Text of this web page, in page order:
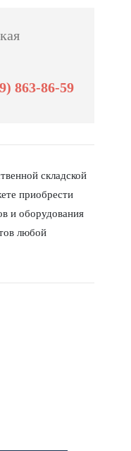
863-86-59
складской
приобрести
и оборудования
любой